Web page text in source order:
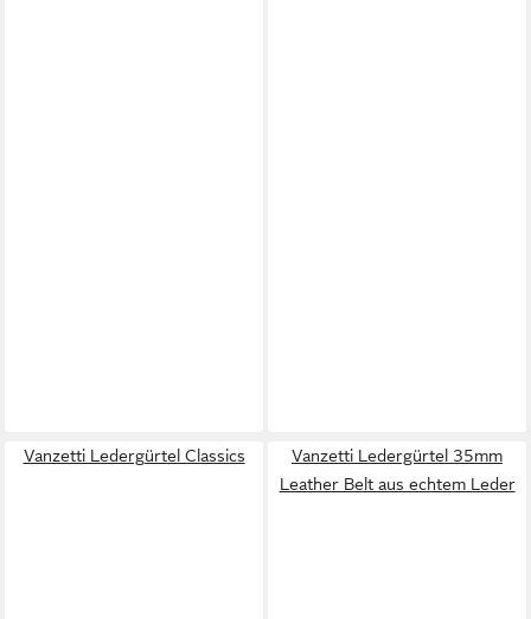
Vanzetti Ledergürtel Classics
Vanzetti Ledergürtel 35mm
Leather Belt aus echtem Leder